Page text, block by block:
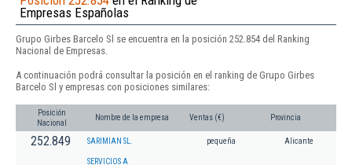
Empresas Españolas
Grupo Girbes Barcelo Sl se encuentra en la posición 252.854 del Ranking
Nacional de Empresas.
A continuación podrá consultar la posición en el ranking de Grupo Girbes
Barcelo Sl y empresas con posiciones similares:
Posición
Nacional
Nombre de la empresa Ventas (€) Provincia
252.849 SARIMIAN SL. pequeña Alicante
SERVICIOS A